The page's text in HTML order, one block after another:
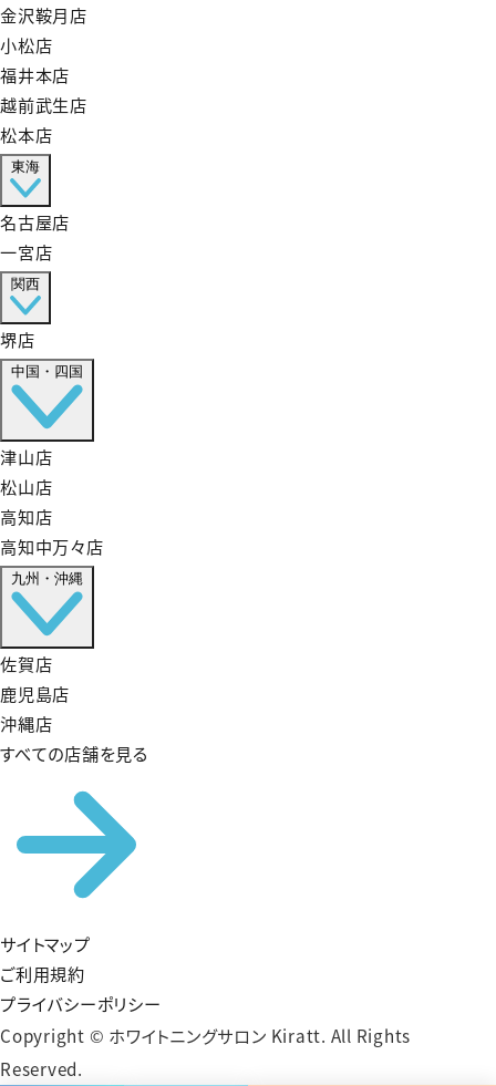
金沢鞍月店
小松店
福井本店
越前武生店
松本店
東海
名古屋店
一宮店
関西
堺店
中国・四国
津山店
松山店
高知店
高知中万々店
九州・沖縄
佐賀店
鹿児島店
沖縄店
すべての店舗を見る
サイトマップ
ご利用規約
プライバシーポリシー
Copyright © ホワイトニングサロン Kiratt. All Rights
Reserved.